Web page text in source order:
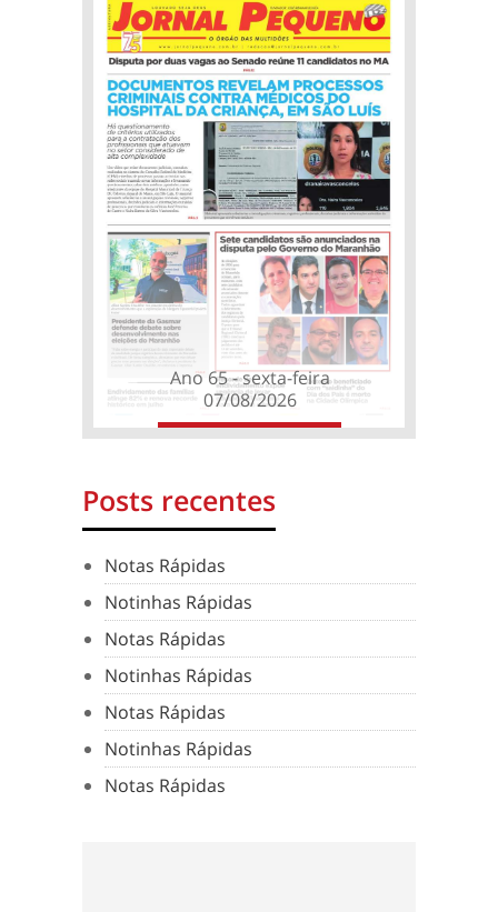
Ano 65 - sexta-feira
07/08/2026
Posts recentes
Notas Rápidas
Notinhas Rápidas
Notas Rápidas
Notinhas Rápidas
Notas Rápidas
Notinhas Rápidas
Notas Rápidas